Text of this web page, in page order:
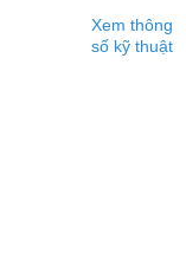
Xem thông
số kỹ thuật